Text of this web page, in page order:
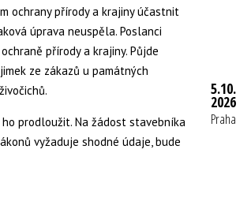
ochrany přírody a krajiny účastnit
úprava neuspěla. Poslanci
přírody a krajiny. Půjde
ze zákazů u památných
prodloužit. Na žádost stavebníka
vyžaduje shodné údaje, bude
5.10.
2026
Praha